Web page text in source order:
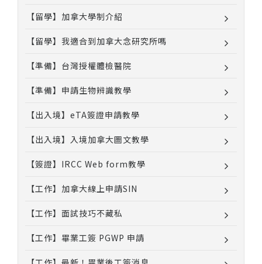
【留學】加拿大學制介紹
【留學】我適合到加拿大念研究所嗎
【準備】台灣授權體檢醫院
【準備】申請生物辨識教學
【出入境】eTA簽證申請教學
【出入境】入境加拿大圖文教學
【簽證】IRCC Web form教學
【工作】加拿大線上申請SIN
【工作】面試技巧不藏私
【工作】畢業工簽 PGWP 申請